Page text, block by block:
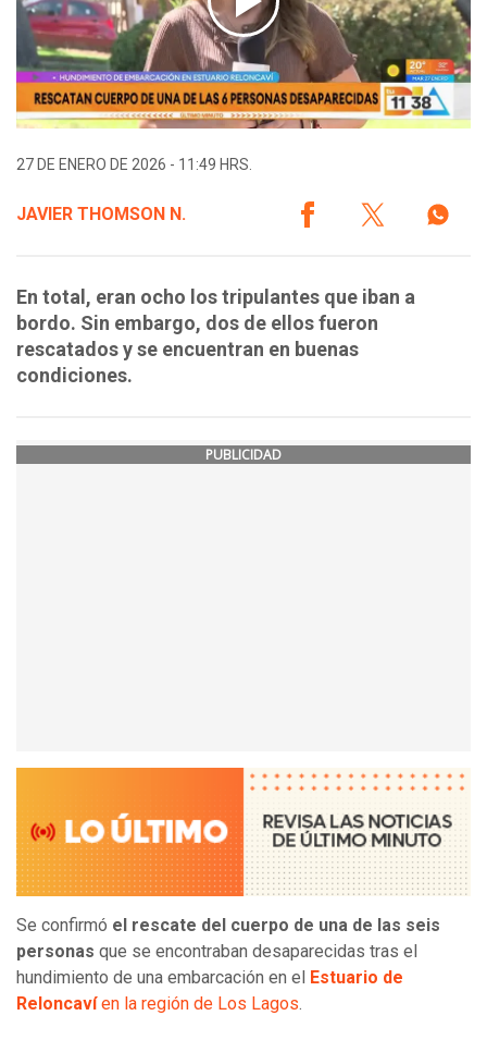
27 DE ENERO DE 2026 - 11:49 HRS.
JAVIER THOMSON N.
En total, eran ocho los tripulantes que iban a
bordo. Sin embargo, dos de ellos fueron
rescatados y se encuentran en buenas
condiciones.
PUBLICIDAD
Se confirmó el rescate del cuerpo de una de las seis
personas que se encontraban desaparecidas tras el
hundimiento de una embarcación en el Estuario de
Reloncavíen la región de Los Lagos.